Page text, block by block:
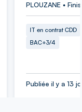
PLOUZANE •
IT en contrat CDD
BAC+3/4
Publiée il y a 13